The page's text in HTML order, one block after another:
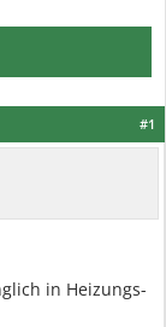
#1
in Heizungs-